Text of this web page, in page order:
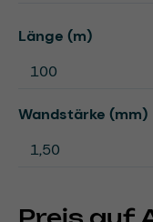
Länge (m)
Wandstärke (mm)